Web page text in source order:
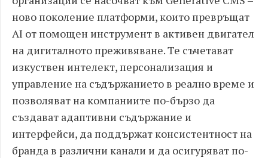
ново поколение платформи, които превръщат
AI от помощен инструмент в активен двигател
на дигиталното преживяване. Те съчетават
изкуствен интелект, персонализация и
управление на съдържанието в реално време и
позволяват на компаниите по-бързо да
създават адаптивни съдържание и
интерфейси, да поддържат консистентност на
бранда в различни канали и да осигуряват по-